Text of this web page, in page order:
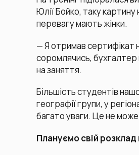
Юлії Бойко, таку картину
перевагу мають жінки.
— Я отримав сертифікат
соромлячись, бухгалтер
на заняття.
Більшість студентів
географії групи, у
багато уваги. Це не
Плануємо свій